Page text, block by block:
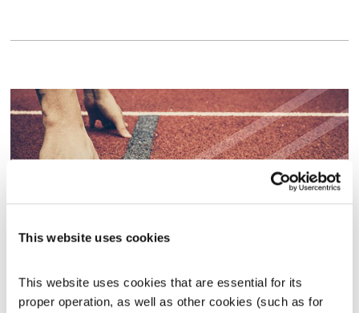
This website uses cookies
This website uses cookies that are essential for its
proper operation, as well as other cookies (such as for
השיח החדש
שדרנים מתחלפים